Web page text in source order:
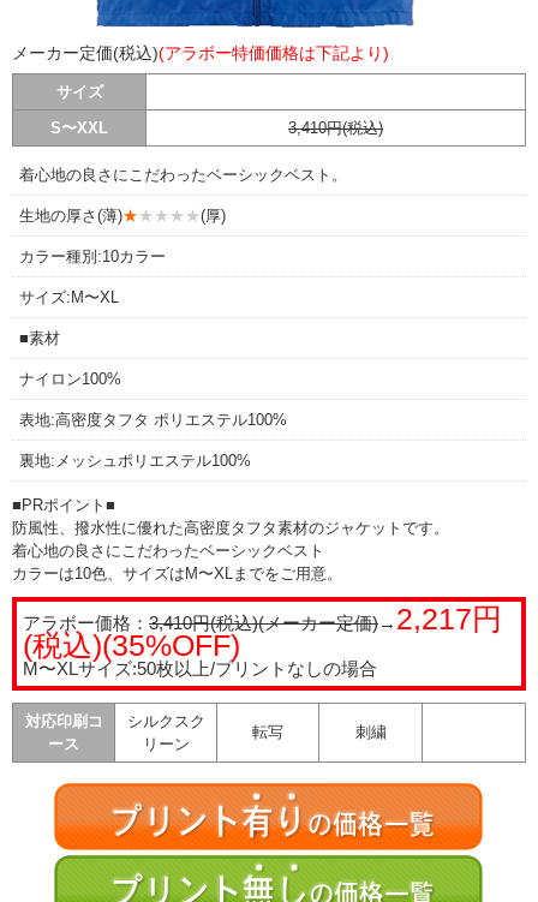
メーカー定価(税込)(アラボー特価価格は下記より)
サイズ
S〜XXL
3,410円(税込)
着心地の良さにこだわったベーシックベスト。
生地の厚さ(薄)★★★★★(厚)
カラー種別:10カラー
サイズ:M〜XL
■素材
ナイロン100%
表地:高密度タフタ ポリエステル100%
裏地:メッシュポリエステル100%
■PRポイント■
防風性、撥水性に優れた高密度タフタ素材のジャケットです。
着心地の良さにこだわったベーシックベスト
カラーは10色、サイズはM〜XLまでをご用意。
アラボー価格： 3,410円(税込)(メーカー定価)→ 2,217円
(税込)(35%OFF)
M〜XLサイズ:50枚以上/プリントなしの場合
対応印刷コ
ース
シルクスク
リーン
転写 刺繍